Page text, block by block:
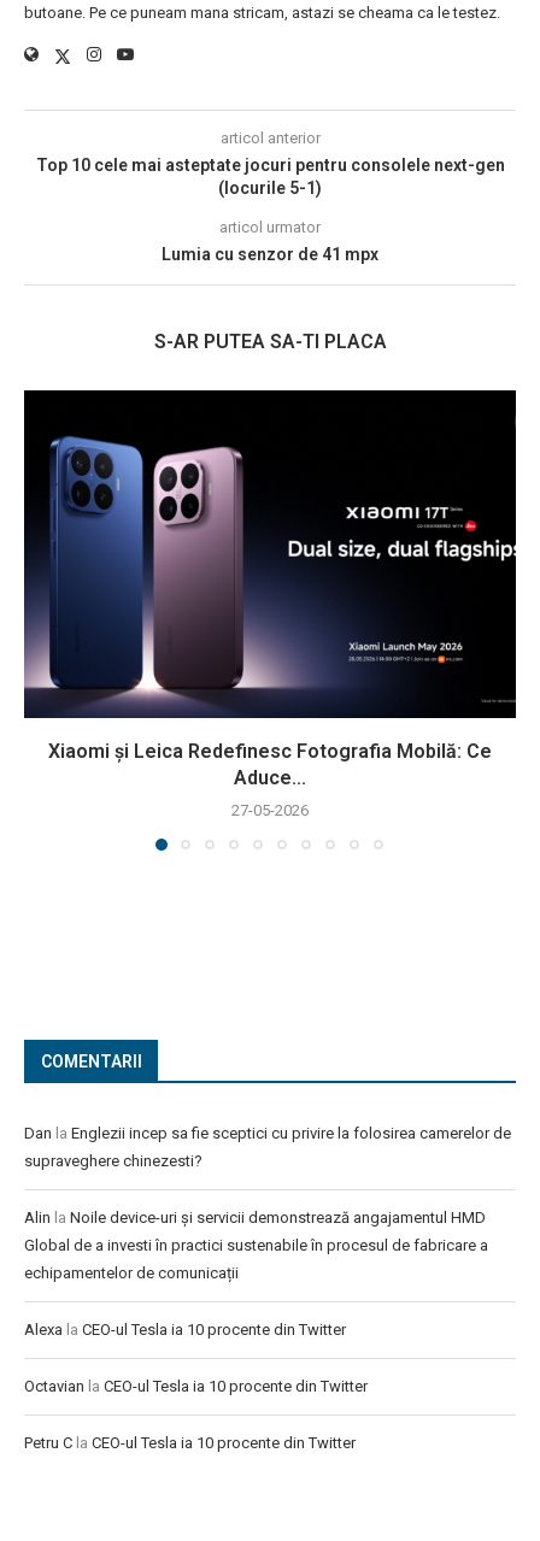
butoane. Pe ce puneam mana stricam, astazi se cheama ca le testez.
articol anterior
Top 10 cele mai asteptate jocuri pentru consolele next-gen
(locurile 5-1)
articol urmator
Lumia cu senzor de 41 mpx
S-AR PUTEA SA-TI PLACA
Xiaomi și Leica Redefinesc Fotografia Mobilă: Ce
Aduce...
27-05-2026
COMENTARII
Dan la Englezii incep sa fie sceptici cu privire la folosirea camerelor de
supraveghere chinezesti?
Alin la Noile device-uri și servicii demonstrează angajamentul HMD
Global de a investi în practici sustenabile în procesul de fabricare a
echipamentelor de comunicații
Alexa la CEO-ul Tesla ia 10 procente din Twitter
Octavian la CEO-ul Tesla ia 10 procente din Twitter
Petru C la CEO-ul Tesla ia 10 procente din Twitter